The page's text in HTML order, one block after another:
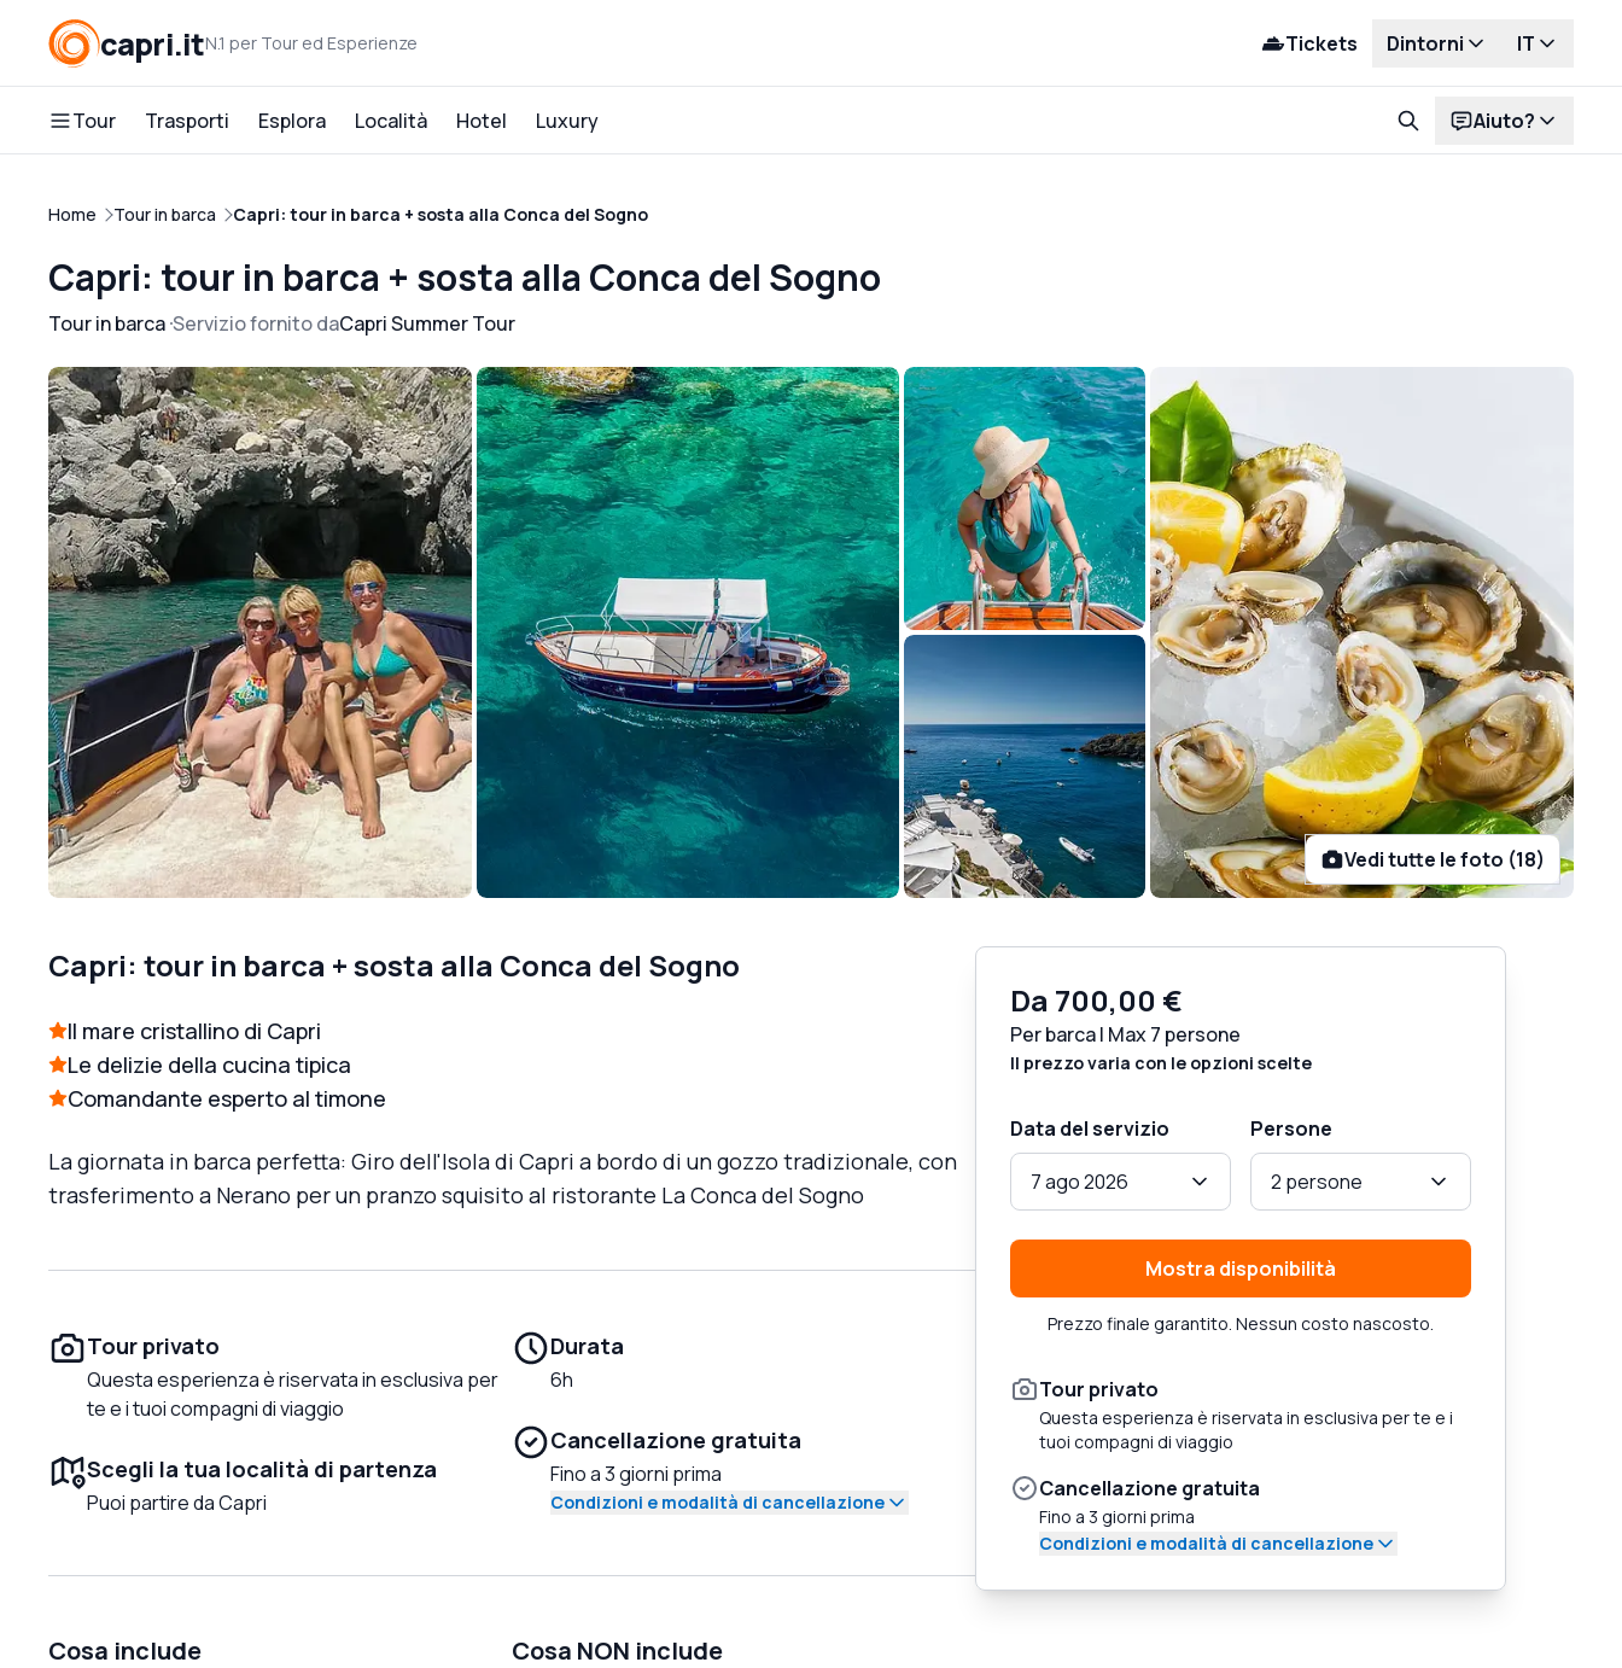
capri.itN.1 per Tour ed Esperienze Tickets Dintorni IT
Tour Trasporti Esplora Località Hotel Luxury Aiuto?
Home Tour in barca Capri: tour in barca + sosta alla Conca del Sogno
Capri: tour in barca + sosta alla Conca del Sogno
Tour in barca Servizio fornito daCapri Summer Tour
Vedi tutte le foto (18)
Capri: tour in barca + sosta alla Conca del Sogno
Il mare cristallino di Capri
Le delizie della cucina tipica
Comandante esperto al timone
La giornata in barca perfetta: Giro dell'Isola di Capri a bordo di un gozzo tradizionale, con
trasferimento a Nerano per un pranzo squisito al ristorante La Conca del Sogno
Tour privato
Questa esperienza è riservata in esclusiva per
te e i tuoi compagni di viaggio
Scegli la tua località di partenza
Puoi partire da Capri
Durata
6h
Cancellazione gratuita
Fino a 3 giorni prima
Condizioni e modalità di cancellazione
Cosa include Cosa NON include
Da 700,00 €
Per barca | Max 7 persone
Il prezzo varia con le opzioni scelte
Data del servizio
7 ago 2026
Persone
2 persone
Mostra disponibilità
Prezzo finale garantito. Nessun costo nascosto.
Tour privato
Questa esperienza è riservata in esclusiva per te e i
tuoi compagni di viaggio
Cancellazione gratuita
Fino a 3 giorni prima
Condizioni e modalità di cancellazione